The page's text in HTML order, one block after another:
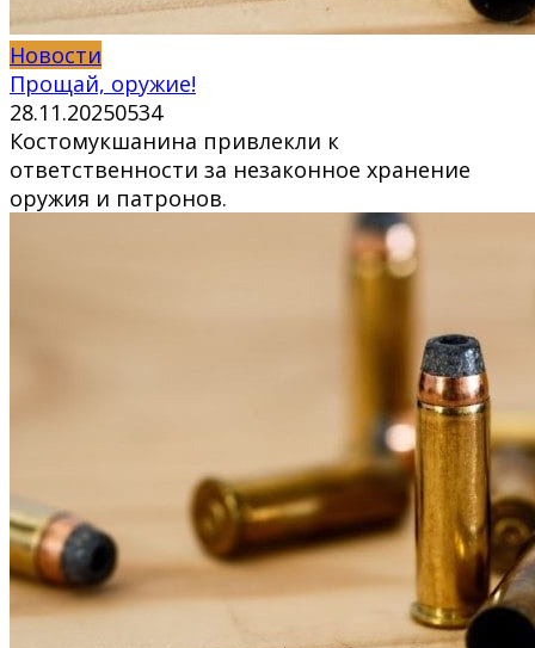
Новости
Прощай, оружие!
28.11.20250534
Костомукшанина привлекли к
ответственности за незаконное хранение
оружия и патронов.